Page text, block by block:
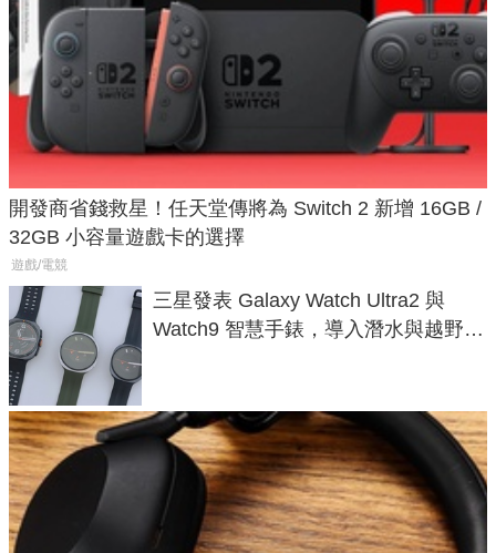
開發商省錢救星！任天堂傳將為 Switch 2 新增 16GB /
32GB 小容量遊戲卡的選擇
遊戲/電競
三星發表 Galaxy Watch Ultra2 與
Watch9 智慧手錶，導入潛水與越野跑